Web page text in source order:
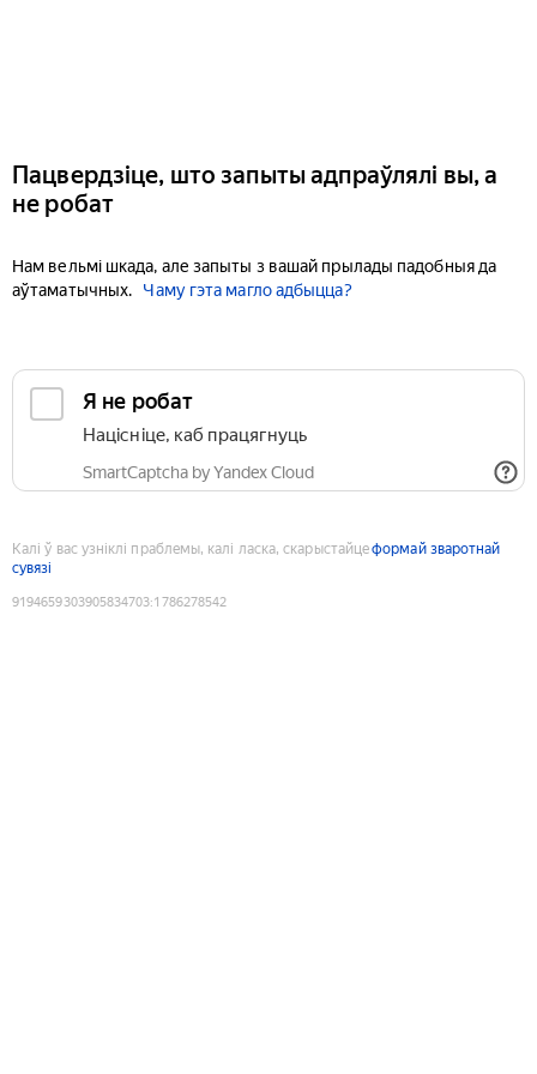
Пацвердзіце, што запыты адпраўлялі вы, а
не робат
Нам вельмі шкада, але запыты з вашай прылады падобныя да
аўтаматычных.
Чаму гэта магло адбыцца?
Я не робат
Націсніце, каб працягнуць
SmartCaptcha by Yandex Cloud
Калі ў вас узніклі праблемы, калі ласка, скарыстайцеформай зваротнай
сувязі
9194659303905834703:1786278542